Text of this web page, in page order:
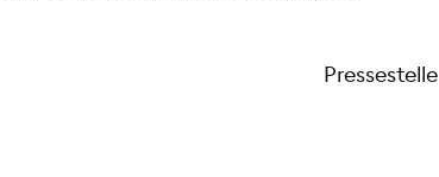
Pressestelle